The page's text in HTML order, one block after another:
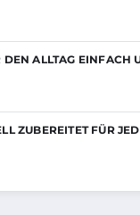
ALLTAG EINFACH
ZUBEREITET FÜR